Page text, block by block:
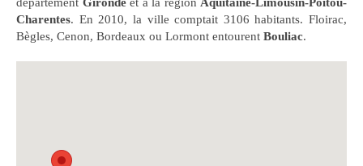
Charentes. En 2010, la ville comptait 3106 habitants. Floirac,
Bègles, Cenon, Bordeaux ou Lormont entourent Bouliac.